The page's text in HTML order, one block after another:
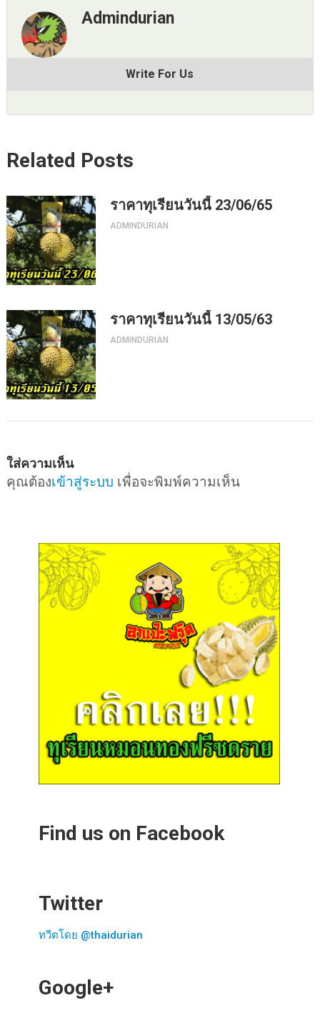
Admindurian
Write For Us
Related Posts
ราคาทุเรียนวันนี้ 23/06/65
ADMINDURIAN
ราคาทุเรียนวันนี้ 13/05/63
ADMINDURIAN
ใส่ความเห็น
คุณต้องเข้าสู่ระบบ เพื่อจะพิมพ์ความเห็น
Find us on Facebook
Twitter
ทวีตโดย @thaidurian
Google+